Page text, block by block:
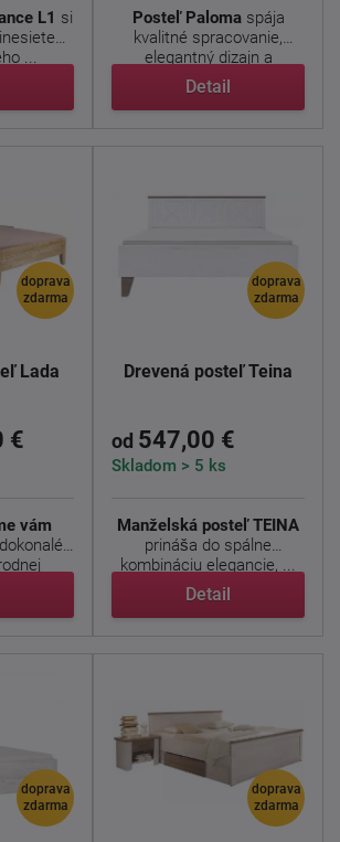
L1 si
...
Posteľ Palomaspája
kvalitné spracovanie,
elegantný dizajn a
maximálne ...
Detail
doprava
zdarma
Lada
€
vám
doprava
zdarma
Drevená posteľ Teina
od 547,00 €
Skladom > 5 ks
Manželská posteľ TEINA
prináša do spálne
kombináciu elegancie, ...
Detail
doprava
zdarma
doprava
zdarma